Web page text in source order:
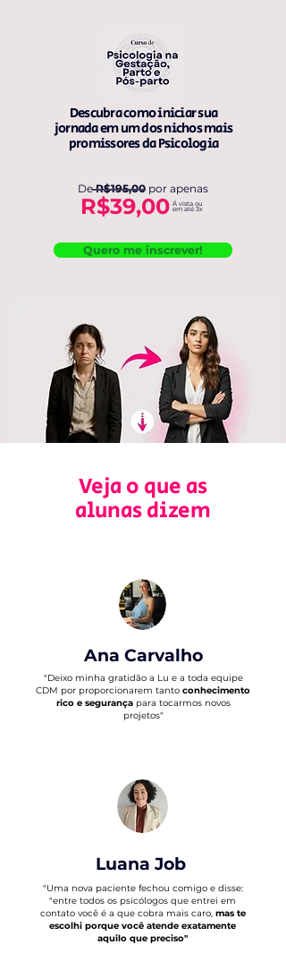
Descubra como iniciar sua
jornada em um dos nichos mais
promissores da Psicologia
DeR$195,00 por apenas
R$39,00 Á vista ou
em até 3x
Quero me inscrever!
Veja o que as
alunas dizem
Ana Carvalho
​"Deixo minha gratidão a Lu e a toda equipe
CDM por proporcionarem tanto conhecimento
rico e segurançapara tocarmos novos
projetos"
Luana Job
​"Uma nova paciente fechou comigo e disse:
"entre todos os psicólogos que entrei em
contato você é a que cobra mais caro, mas te
escolhi porque você atende exatamente
aquilo que preciso"